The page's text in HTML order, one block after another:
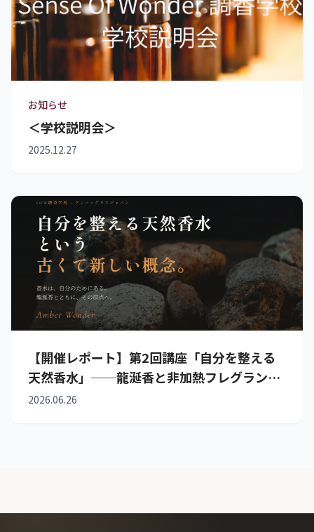
お知らせ
＜学校説明会＞
2025.12.27
【開催レポート】第2回講座「自分を整える
天然香水」──龍涎香と非加熱フレグランス
が教える香りの原点
2026.06.26